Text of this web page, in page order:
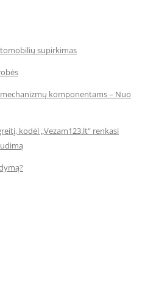
supirkimas
komponentams – Nuo
kodėl „Vezam123.lt“ renkasi